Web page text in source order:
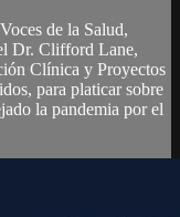
de la Salud,
Dr. Clifford Lane,
Clínica y Proyectos
para platicar sobre
la pandemia por el